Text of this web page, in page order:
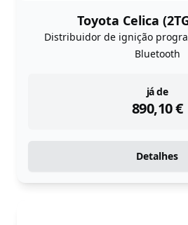
Toyota Celica
Distribuidor de ignição
Bluetooth
já de
890,10€
instock
Detalhes